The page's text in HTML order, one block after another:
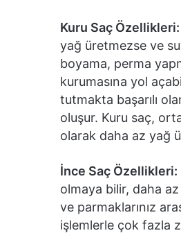
Kuru Saç Özellikleri:
yağ üretmezse ve
boyama, perma
kurumasına yol
tutmakta başarılı
oluşur. Kuru saç,
olarak daha az yağ
İnce Saç Özellikleri:
olmaya bilir, daha
ve parmaklarınız
işlemlerle çok fazla